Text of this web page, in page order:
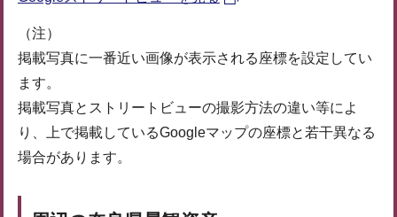
（注）
掲載写真に一番近い画像が表示される座標を設定してい
ます。
掲載写真とストリートビューの撮影方法の違い等によ
り、上で掲載しているGoogleマップの座標と若干異なる
場合があります。